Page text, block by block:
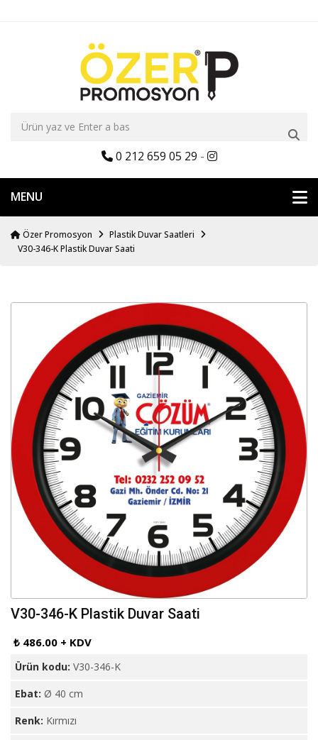
0 212 659 05 29 -
MENU
Özer Promosyon
Plastik Duvar Saatleri
V30-346-K Plastik Duvar Saati
V30-346-K Plastik Duvar Saati
₺ 486.00 + KDV
Ürün kodu: V30-346-K
Ebat: Ø 40 cm
Renk: Kırmızı